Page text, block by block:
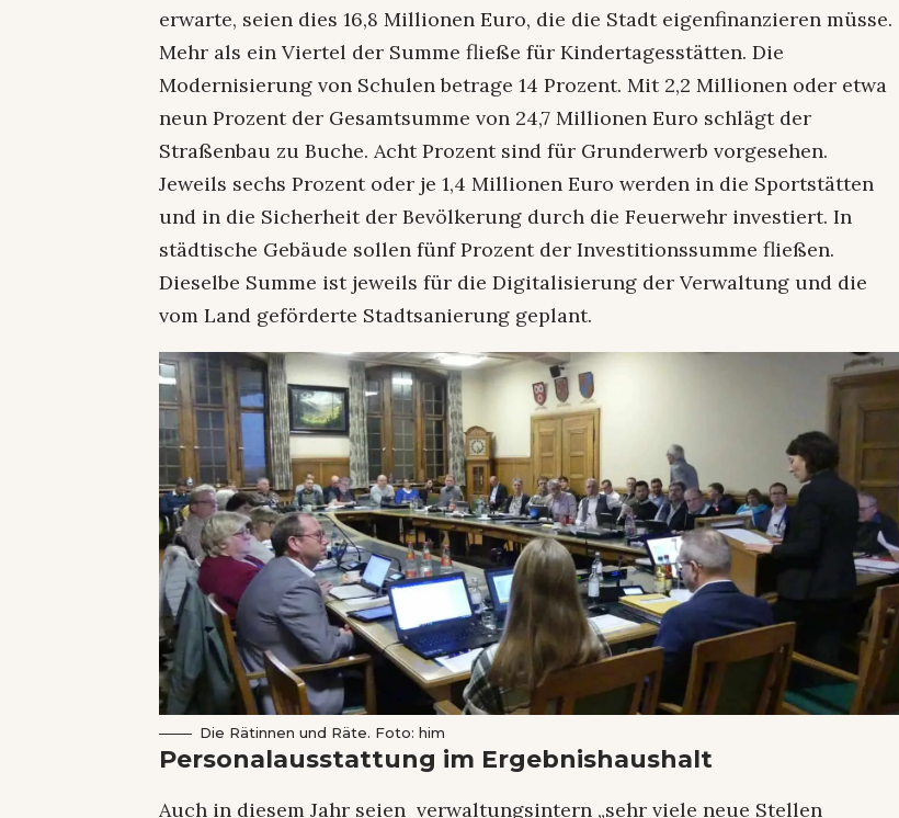
erwarte, seien dies 16,8 Millionen Euro, die die Stadt eigenfinanzieren müsse.
Mehr als ein Viertel der Summe fließe für Kindertagesstätten. Die
Modernisierung von Schulen betrage 14 Prozent. Mit 2,2 Millionen oder etwa
neun Prozent der Gesamtsumme von 24,7 Millionen Euro schlägt der
Straßenbau zu Buche. Acht Prozent sind für Grunderwerb vorgesehen.
Jeweils sechs Prozent oder je 1,4 Millionen Euro werden in die Sportstätten
und in die Sicherheit der Bevölkerung durch die Feuerwehr investiert. In
städtische Gebäude sollen fünf Prozent der Investitionssumme fließen.
Dieselbe Summe ist jeweils für die Digitalisierung der Verwaltung und die
vom Land geförderte Stadtsanierung geplant.
Die Rätinnen und Räte. Foto: him
Personalausstattung im Ergebnishaushalt
Auch in diesem Jahr seien verwaltungsintern „sehr viele neue Stellen